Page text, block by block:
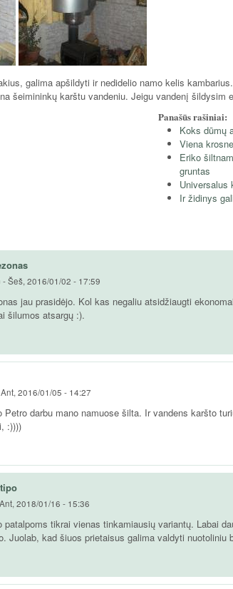
galima apšildyti ir nedidelio namo kelis
šeimininkų karštu vandeniu. Jeigu vandenį šildysim
Panašūs rašiniai:
Koks dūmų
Viena
Eriko
gruntas
Universalus
Ir židinys
-Šeš, 2016/01/02 - 17:59
jau prasidėjo. Kol kas negaliu atsidžiaugti
šilumos atsargų :).
Ant, 2016/01/05 - 14:27
Petro darbu mano namuose šilta. Ir vandens karšto
:))))
Ant, 2018/01/16 - 15:36
patalpoms tikrai vienas tinkamiausių variantų. Labai
Juolab, kad šiuos prietaisus galima valdyti nuotoliniu